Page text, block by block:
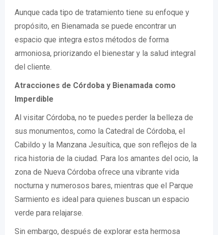
Aunque cada tipo de tratamiento tiene su enfoque y
propósito, en Bienamada se puede encontrar un
espacio que integra estos métodos de forma
armoniosa, priorizando el bienestar y la salud integral
del cliente.
Atracciones de Córdoba y Bienamada como
Imperdible
Al visitar Córdoba, no te puedes perder la belleza de
sus monumentos, como la Catedral de Córdoba, el
Cabildo y la Manzana Jesuítica, que son reflejos de la
rica historia de la ciudad. Para los amantes del ocio, la
zona de Nueva Córdoba ofrece una vibrante vida
nocturna y numerosos bares, mientras que el Parque
Sarmiento es ideal para quienes buscan un espacio
verde para relajarse.
Sin embargo, después de explorar esta hermosa